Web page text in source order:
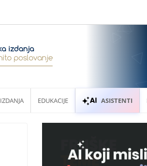
IZDANJA EDUKACIJE ASISTENTI